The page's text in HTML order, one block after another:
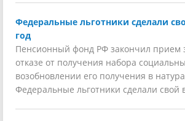
Федеральные льготники сделали
год
Пенсионный фонд РФ закончил прием
отказе от получения набора
возобновлении его получения в
Федеральные льготники сделали свой